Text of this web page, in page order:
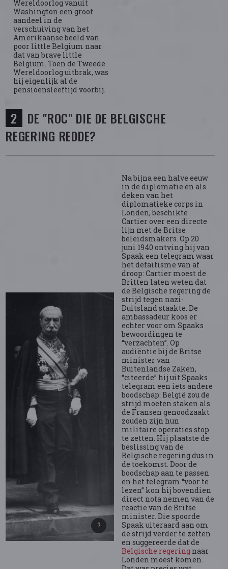
Wereldoorlog vanuit
Washington een groot
aandeel in de
verschuiving van het
Amerikaanse beeld van
poor little Belgium naar
dat van brave little
Belgium. Toen de Tweede
Wereldoorlog uitbrak, was
hij eigenlijk al de
pensioensleeftijd voorbij.
DE "ROC" DIE DE BELGISCHE
REGERING REDDE?
Na bijna een halve eeuw
in de diplomatie en als
deken van het
diplomatieke corps in
Londen, beschikte
Cartier over een directe
lijn met de Britse
beleidsmakers. Op 20
juni 1940 ontving hij van
Spaak een telegram waar
het defaitisme van af
droop: Cartier moest de
Britten laten weten dat
de Belgische regering de
strijd tegen nazi-
Duitsland staakte. De
ambassadeur koos er
echter voor om Spaaks
bewoordingen te
“verzachten”. Op
audiëntie bij de Britse
minister van
Buitenlandse Zaken,
“citeerde” hij uit Spaaks
telegram een iets andere
boodschap: België zou de
strijd moeten staken als
de Fransen genoodzaakt
zouden zijn hun
militaire operaties stop
te zetten. Hij plaatste de
beslissing van de
Belgische regering dus in
de toekomst. Door de
boodschap aan te passen
en het telegram “voor te
lezen” kon hij bovendien
direct nota nemen van de
reactie van de Britse
minister. Die spoorde
Spaak uiteraard aan om
de strijd verder te zetten
en suggereerde dat de
Belgische regering naar
Londen moest komen.